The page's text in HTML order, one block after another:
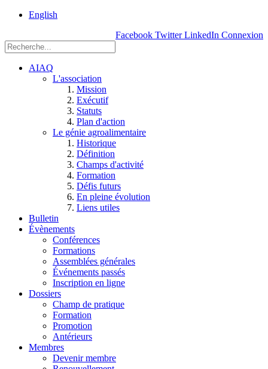
English
Facebook Twitter LinkedIn Connexion
AIAQ
L'association
Mission
Exécutif
Statuts
Plan d'action
Le génie agroalimentaire
Historique
Définition
Champs d'activité
Formation
Défis futurs
En pleine évolution
Liens utiles
Bulletin
Évènements
Conférences
Formations
Assemblées générales
Événements passés
Inscription en ligne
Dossiers
Champ de pratique
Formation
Promotion
Antérieurs
Membres
Devenir membre
Einstein, Québec
G1P